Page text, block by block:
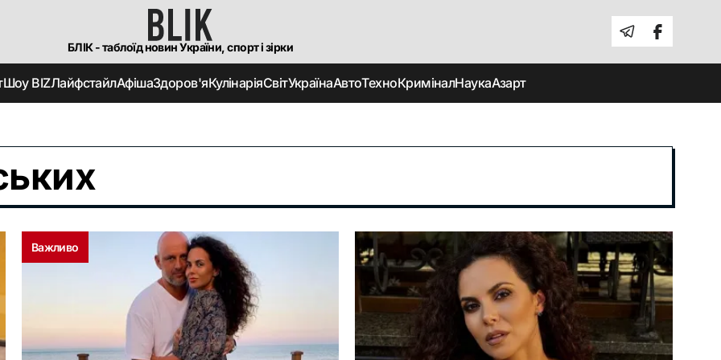
БЛІК - таблоїд новин України, спорт і зірки
Шоу BIZЛайфстайлАфішаЗдоров'яКулінаріяСвітУкраїнаАвтоТехноКриміналНаукаАзарт
Важливо